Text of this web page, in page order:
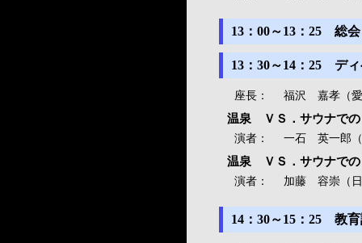
13：00～13：25 総会
13：30～14：25 デ
座長： 福沢 嘉孝（愛
温泉 ＶＳ．サウナでの
演者： 一石 英一郎
温泉 ＶＳ．サウナでの
演者： 加藤 容崇（
14：30～15：25 教